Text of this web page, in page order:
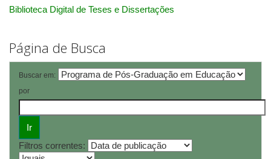
Biblioteca Digital de Teses e Dissertações
Página de Busca
Buscar em:
por
Filtros correntes: